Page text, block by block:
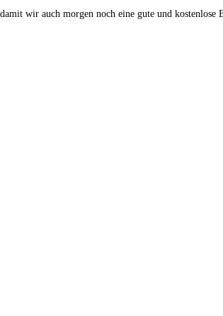
wir auch morgen noch eine gute und kostenlose